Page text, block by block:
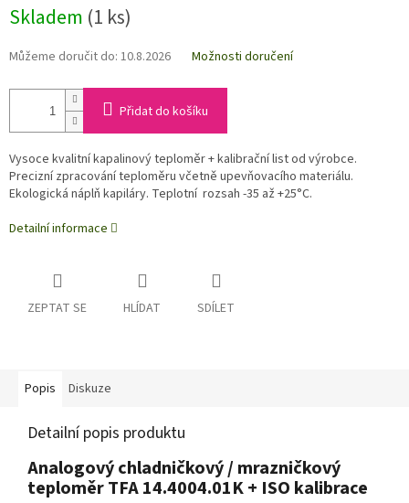
Skladem (1 ks)
Můžeme doručit do: 10.8.2026 Možnosti doručení
Přidat do košíku
Vysoce kvalitní kapalinový teploměr + kalibrační list od výrobce.
Precizní zpracování teploměru včetně upevňovacího materiálu.
Ekologická náplň kapiláry. Teplotní rozsah -35 až +25°C.
Detailní informace
ZEPTAT SE HLÍDAT SDÍLET
Popis Diskuze
Detailní popis produktu
Analogový chladničkový / mrazničkový
teploměr TFA 14.4004.01K + ISO kalibrace